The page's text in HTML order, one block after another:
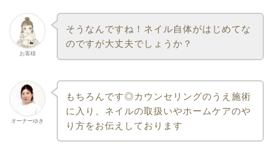
お客様
そうなんですね！ネイル自体がはじめてな
のですが大丈夫でしょうか？
オーナーゆき
もちろんです◎カウンセリングのうえ施術
に入り、ネイルの取扱いやホームケアのや
り方をお伝えしております